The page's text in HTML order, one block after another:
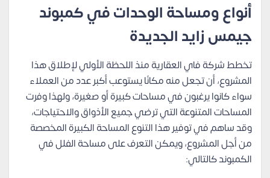
أنواع ومساحة الوحدات في كمبوند
جيمس زايد الجديدة
تخطط شركة فاي العقارية منذ اللحظة الأولي لإطلاق هذا
المشروع، أن تجعل منه مكانًا يستوعب أكبر عدد من العملاء
سواء كانوا يرغبون في مساحات كبيرة أو صغيرة، ولهذا وفرت
المساحات المتنوعة التي ترضي جميع الأذواق والاحتياجات،
وقد ساهم في توفير هذا التنوع المساحة الكبيرة المخصصة
من أجل المشروع، ويمكن التعرف على مساحة الفلل في
الكمبوند كالتالي: